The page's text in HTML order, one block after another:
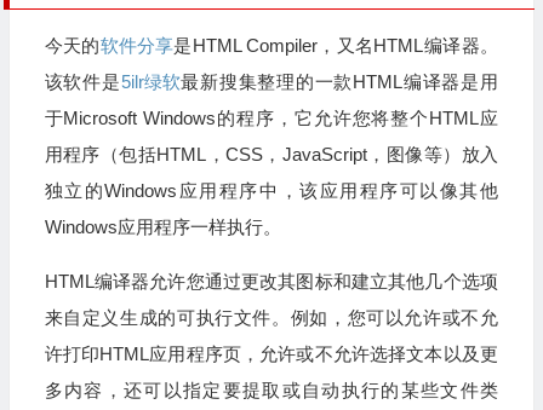
今天的软件分享是HTML Compiler，又名HTML编译器。
该软件是5ilr绿软最新搜集整理的一款HTML编译器是用
于Microsoft Windows的程序，它允许您将整个HTML应
用程序（包括HTML，CSS，JavaScript，图像等）放入
独立的Windows应用程序中，该应用程序可以像其他
Windows应用程序一样执行。
HTML编译器允许您通过更改其图标和建立其他几个选项
来自定义生成的可执行文件。例如，您可以允许或不允
许打印HTML应用程序页，允许或不允许选择文本以及更
多内容，还可以指定要提取或自动执行的某些文件类